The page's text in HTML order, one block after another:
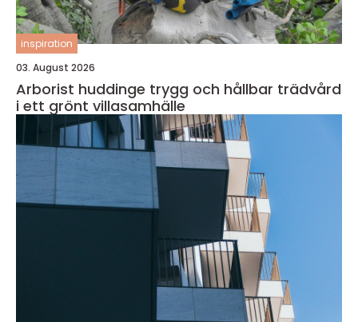
inspiration
03. August 2026
Arborist huddinge trygg och hållbar trädvård
i ett grönt villasamhälle